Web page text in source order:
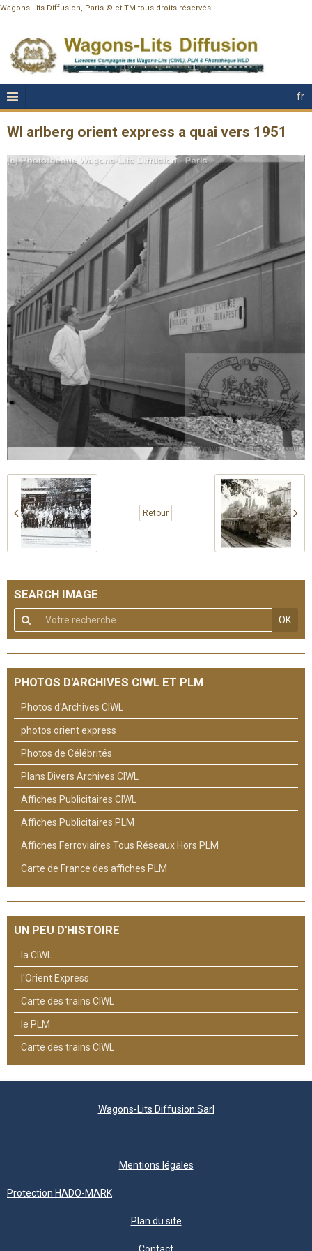
Wagons-Lits Diffusion, Paris © et TM tous droits réservés
fr
Wl arlberg orient express a quai vers 1951
Retour
SEARCH IMAGE
OK
PHOTOS D'ARCHIVES CIWL ET PLM
Photos d'Archives CIWL
photos orient express
Photos de Célébrités
Plans Divers Archives CIWL
Affiches Publicitaires CIWL
Affiches Publicitaires PLM
Affiches Ferroviaires Tous Réseaux Hors PLM
Carte de France des affiches PLM
UN PEU D'HISTOIRE
la CIWL
l'Orient Express
Carte des trains CIWL
le PLM
Carte des trains CIWL
Wagons-Lits Diffusion Sarl
Mentions légales
Protection HADO-MARK
Plan du site
Contact